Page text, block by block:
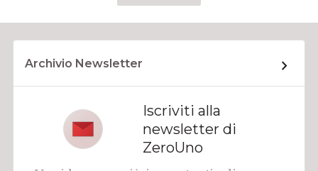
Archivio Newsletter
Iscriviti alla
newsletter di
ZeroUno